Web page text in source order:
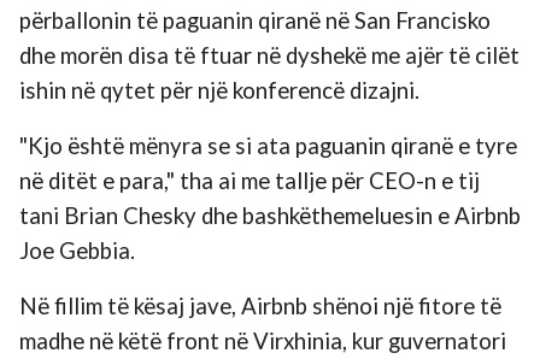
përballonin të paguanin qiranë në San Francisko
dhe morën disa të ftuar në dyshekë me ajër të cilët
ishin në qytet për një konferencë dizajni.
"Kjo është mënyra se si ata paguanin qiranë e tyre
në ditët e para," tha ai me tallje për CEO-n e tij
tani Brian Chesky dhe bashkëthemeluesin e Airbnb
Joe Gebbia.
Në fillim të kësaj jave, Airbnb shënoi një fitore të
madhe në këtë front në Virxhinia, kur guvernatori